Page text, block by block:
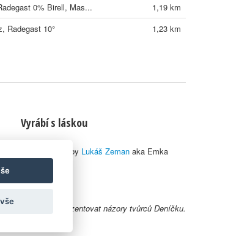
0% Birell, Mas...
1,19 km
Radegast 10° 1,23 km
Vyrábí s láskou
© 2010–2026 by Lukáš Zeman aka Emka
nutně reprezentovat názory tvůrců Deníčku.